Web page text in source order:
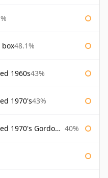
box48.1%
1960s43%
1970's43%
Gordon & Macphail 40%